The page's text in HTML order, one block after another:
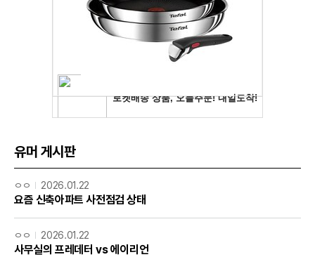
유머 게시판
ㅇㅇ 2026.01.22
요즘 신축아파트 사전점검 상태
ㅇㅇ 2026.01.22
사무실의 프레데터 vs 에이리언